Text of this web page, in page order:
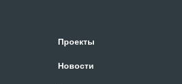
rezka@centresm.ru